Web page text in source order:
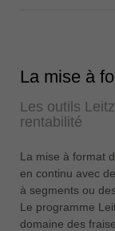
La mise à
Les outils
rentabilité
La mise à format
en continu avec
à segments ou
Le programme
domaine des